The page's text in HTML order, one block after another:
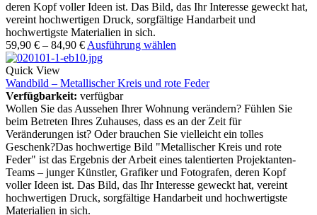
deren Kopf voller Ideen ist. Das Bild, das Ihr Interesse geweckt hat,
vereint hochwertigen Druck, sorgfältige Handarbeit und
hochwertigste Materialien in sich.
59,90 € – 84,90 € Ausführung wählen
Quick View
Wandbild – Metallischer Kreis und rote Feder
Verfügbarkeit: verfügbar
Wollen Sie das Aussehen Ihrer Wohnung verändern? Fühlen Sie
beim Betreten Ihres Zuhauses, dass es an der Zeit für
Veränderungen ist? Oder brauchen Sie vielleicht ein tolles
Geschenk?Das hochwertige Bild "Metallischer Kreis und rote
Feder" ist das Ergebnis der Arbeit eines talentierten Projektanten-
Teams – junger Künstler, Grafiker und Fotografen, deren Kopf
voller Ideen ist. Das Bild, das Ihr Interesse geweckt hat, vereint
hochwertigen Druck, sorgfältige Handarbeit und hochwertigste
Materialien in sich.